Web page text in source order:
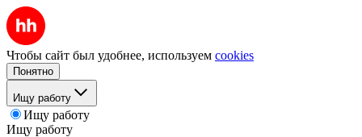
Чтобы сайт был удобнее, используем cookies
Понятно
Ищу работу
Ищу работу
Ищу работу